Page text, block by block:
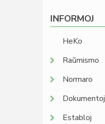
INFORMOJ
HeKo
Raŭmismo
Normaro
Dokumentoj
Establoj